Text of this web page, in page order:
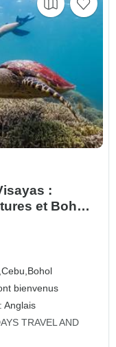
:
et Bohol
Cebu,Bohol
bienvenus
Anglais
TRAVEL AND